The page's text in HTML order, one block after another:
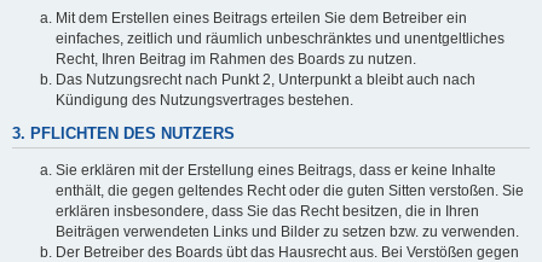
Mit dem Erstellen eines Beitrags erteilen Sie dem Betreiber ein
einfaches, zeitlich und räumlich unbeschränktes und unentgeltliches
Recht, Ihren Beitrag im Rahmen des Boards zu nutzen.
Das Nutzungsrecht nach Punkt 2, Unterpunkt a bleibt auch nach
Kündigung des Nutzungsvertrages bestehen.
3. PFLICHTEN DES NUTZERS
Sie erklären mit der Erstellung eines Beitrags, dass er keine Inhalte
enthält, die gegen geltendes Recht oder die guten Sitten verstoßen. Sie
erklären insbesondere, dass Sie das Recht besitzen, die in Ihren
Beiträgen verwendeten Links und Bilder zu setzen bzw. zu verwenden.
Der Betreiber des Boards übt das Hausrecht aus. Bei Verstößen gegen